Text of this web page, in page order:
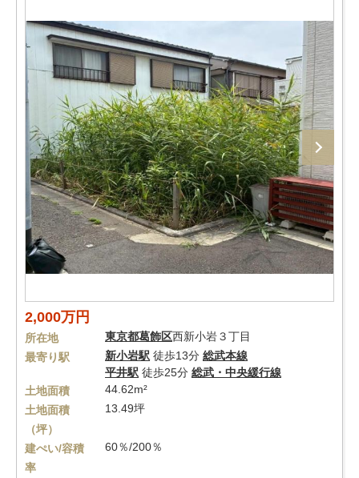
2,000万円
所在地 東京都葛飾区西新小岩３丁目
最寄り駅
新小岩駅 徒歩13分 総武本線
平井駅 徒歩25分 総武・中央緩行線
土地面積
44.62m²
土地面積
（坪）
13.49坪
建ぺい/容積
率
60％/200％